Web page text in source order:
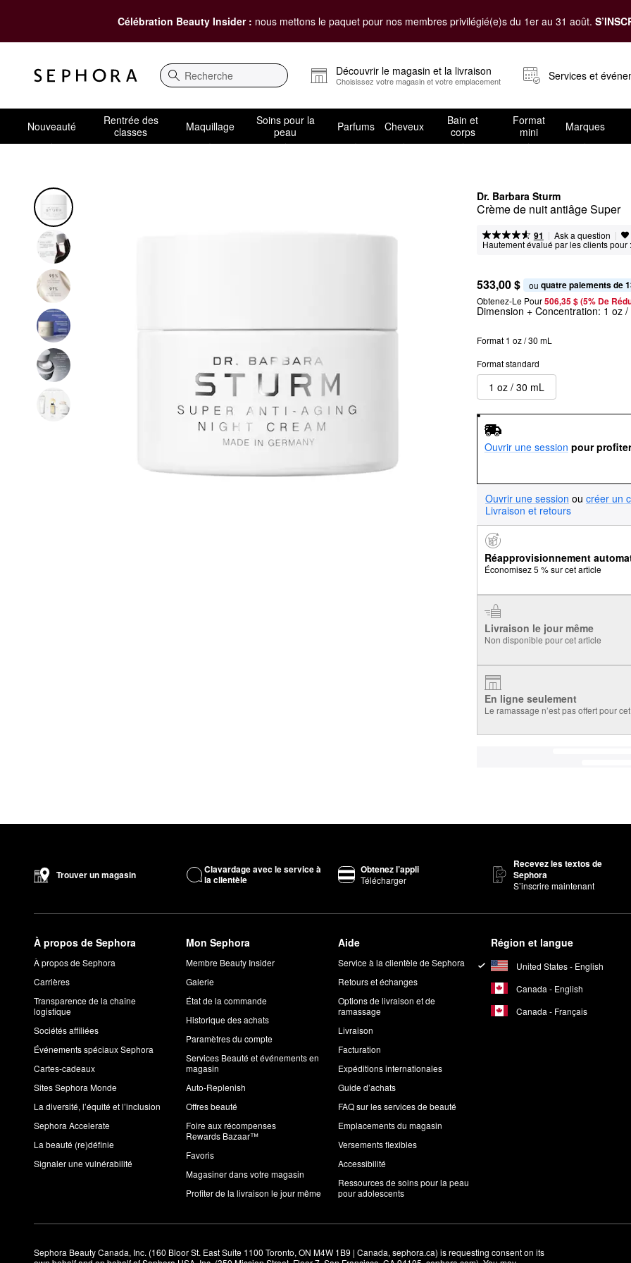
Célébration Beauty Insider : nous mettons le paquet pour nos membres privilégié(e)s du 1er au 31 août.
Recherche
Découvrir le magasin et la livraison
Choisissez votre magasin et votre emplacement Services et
Nouveauté
Rentrée des
classes
Maquillage
Soins pour la
peau
Parfums Cheveux
Bain et
corps
Format
mini
Marques
Dr. Barbara Sturm
Crème de nuit antiâge Super
91 | Ask a question |
Hautement évalué par les clients pour :
533,00 $ ou quatre paiements de
Obtenez-Le Pour506,35 $ (5% De
Dimension + Concentration: 1 oz
Format 1 oz / 30 mL
Format standard
1 oz / 30 mL
Ouvrir une session pour
Ouvrir une session ou créer un
Livraison et retours
Réapprovisionnement
Économisez 5 % sur cet article
Livraison le jour même
Non disponible pour cet article
En ligne seulement
Le ramassage n’est pas offert pour
Trouver un magasin
Clavardage avec le service à
la clientèle
Obtenez l’appli
Télécharger
Recevez les textos de
Sephora
S’inscrire maintenant
À propos de Sephora
À propos de Sephora
Carrières
Transparence de la chaîne
logistique
Sociétés affiliées
Événements spéciaux Sephora
Cartes-cadeaux
Sites Sephora Monde
La diversité, l’équité et l’inclusion
Sephora Accelerate
La beauté (re)définie
Signaler une vulnérabilité
Mon Sephora
Membre Beauty Insider
Galerie
État de la commande
Historique des achats
Paramètres du compte
Services Beauté et événements en
magasin
Auto-Replenish
Offres beauté
Foire aux récompenses
Rewards Bazaar™
Favoris
Magasiner dans votre magasin
Profiter de la livraison le jour même
Aide
Service à la clientèle de Sephora
Retours et échanges
Options de livraison et de
ramassage
Livraison
Facturation
Expéditions internationales
Guide d’achats
FAQ sur les services de beauté
Emplacements du magasin
Versements flexibles
Accessibilité
Ressources de soins pour la peau
pour adolescents
Région et langue
United States - English
Canada - English
Canada - Français
Sephora Beauty Canada, Inc. (160 Bloor St. East Suite 1100 Toronto, ON M4W 1B9 | Canada, sephora.ca) is requesting consent on its